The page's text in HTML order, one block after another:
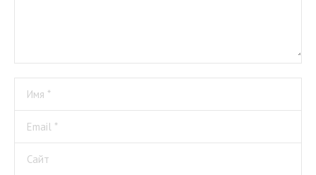
Имя *
Email *
Сайт